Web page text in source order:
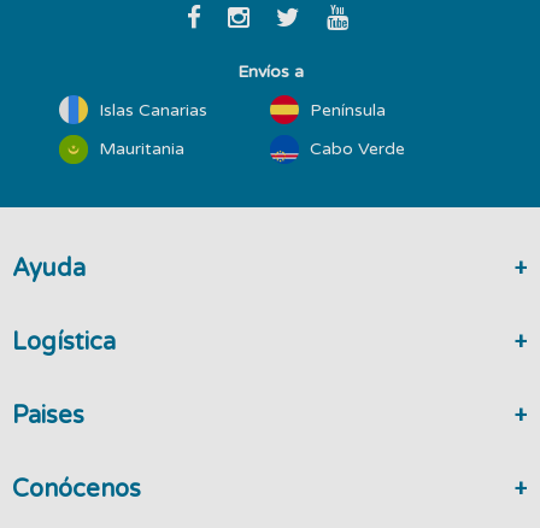
Envíos a
Islas Canarias
Península
Mauritania
Cabo Verde
Ayuda
Logística
Paises
Conócenos